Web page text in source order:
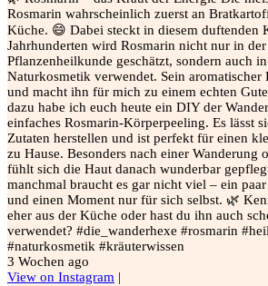
Rosmarin wahrscheinlich zuerst an
Küche. 😄 Dabei steckt in diesem duftenden
Jahrhunderten wird Rosmarin nicht nur in
Pflanzenheilkunde geschätzt, sondern auch
Naturkosmetik verwendet. Sein
und macht ihn für mich zu einem echten
dazu habe ich euch heute ein DIY der
einfaches Rosmarin-Körperpeeling. Es lässt
Zutaten herstellen und ist perfekt für einen
zu Hause. Besonders nach einer Wanderung
fühlt sich die Haut danach wunderbar
manchmal braucht es gar nicht viel – ein
und einen Moment nur für sich selbst. 🌿
eher aus der Küche oder hast du ihn auch
verwendet? #die_wanderhexe #rosmarin
#naturkosmetik #kräuterwissen
3 Wochen ago
View on Instagram |